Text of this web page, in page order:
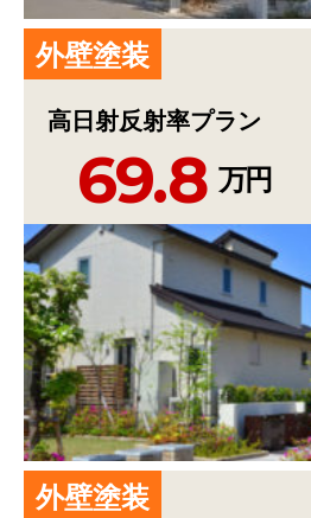
外壁塗装
高日射反射率プラン
69.8 万円
外壁塗装